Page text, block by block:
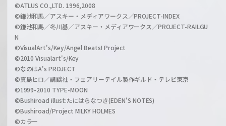
©ATLUS CO.,LTD. 1996,2008
©鎌池和馬／アスキー・メディアワークス／PROJECT-INDEX
©鎌池和馬／冬川基／アスキー・メディアワークス／PROJECT-RAILGU
N
©VisualArt's/Key/Angel Beats! Project
©2010 Visualart's/Key
©なのはA's PROJECT
©真島ヒロ／講談社・フェアリーテイル製作ギルド・テレビ東京
©1999-2010 TYPE-MOON
©Bushiroad illust:たにはらなつき(EDEN'S NOTES)
©Bushiroad/Project MILKY HOLMES
©カラー